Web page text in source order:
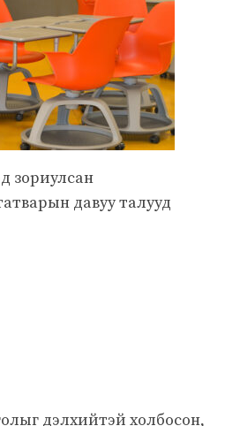
зориулсан
давуу талууд
дэлхийтэй холбосон,